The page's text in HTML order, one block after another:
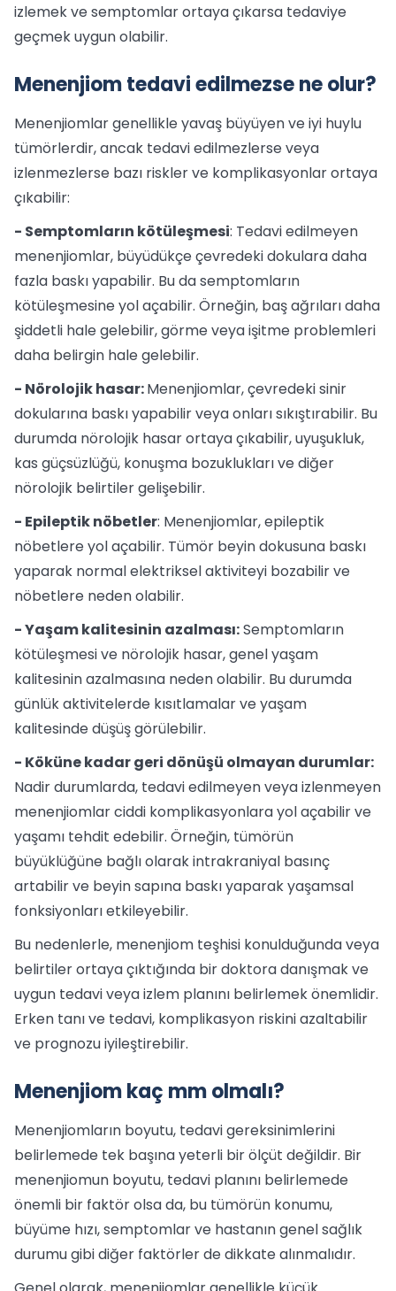
izlemek ve semptomlar ortaya çıkarsa tedaviye
geçmek uygun olabilir.
Menenjiom tedavi edilmezse ne olur?
Menenjiomlar genellikle yavaş büyüyen ve iyi huylu
tümörlerdir, ancak tedavi edilmezlerse veya
izlenmezlerse bazı riskler ve komplikasyonlar ortaya
çıkabilir:
- Semptomların kötüleşmesi: Tedavi edilmeyen
menenjiomlar, büyüdükçe çevredeki dokulara daha
fazla baskı yapabilir. Bu da semptomların
kötüleşmesine yol açabilir. Örneğin, baş ağrıları daha
şiddetli hale gelebilir, görme veya işitme problemleri
daha belirgin hale gelebilir.
- Nörolojik hasar:Menenjiomlar, çevredeki sinir
dokularına baskı yapabilir veya onları sıkıştırabilir. Bu
durumda nörolojik hasar ortaya çıkabilir, uyuşukluk,
kas güçsüzlüğü, konuşma bozuklukları ve diğer
nörolojik belirtiler gelişebilir.
- Epileptik nöbetler: Menenjiomlar, epileptik
nöbetlere yol açabilir. Tümör beyin dokusuna baskı
yaparak normal elektriksel aktiviteyi bozabilir ve
nöbetlere neden olabilir.
- Yaşam kalitesinin azalması:Semptomların
kötüleşmesi ve nörolojik hasar, genel yaşam
kalitesinin azalmasına neden olabilir. Bu durumda
günlük aktivitelerde kısıtlamalar ve yaşam
kalitesinde düşüş görülebilir.
- Köküne kadar geri dönüşü olmayan durumlar:
Nadir durumlarda, tedavi edilmeyen veya izlenmeyen
menenjiomlar ciddi komplikasyonlara yol açabilir ve
yaşamı tehdit edebilir. Örneğin, tümörün
büyüklüğüne bağlı olarak intrakraniyal basınç
artabilir ve beyin sapına baskı yaparak yaşamsal
fonksiyonları etkileyebilir.
Bu nedenlerle, menenjiom teşhisi konulduğunda veya
belirtiler ortaya çıktığında bir doktora danışmak ve
uygun tedavi veya izlem planını belirlemek önemlidir.
Erken tanı ve tedavi, komplikasyon riskini azaltabilir
ve prognozu iyileştirebilir.
Menenjiom kaç mm olmalı?
Menenjiomların boyutu, tedavi gereksinimlerini
belirlemede tek başına yeterli bir ölçüt değildir. Bir
menenjiomun boyutu, tedavi planını belirlemede
önemli bir faktör olsa da, bu tümörün konumu,
büyüme hızı, semptomlar ve hastanın genel sağlık
durumu gibi diğer faktörler de dikkate alınmalıdır.